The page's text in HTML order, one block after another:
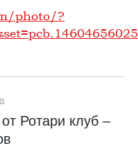
photo/?
Ротари клуб –